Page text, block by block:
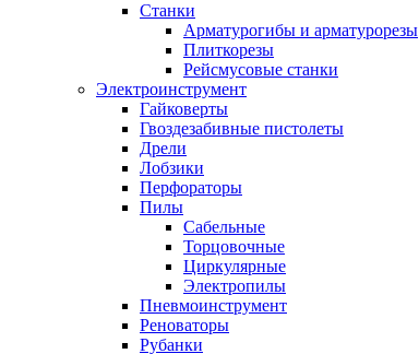
Станки
Арматурогибы и арматурорезы
Плиткорезы
Рейсмусовые станки
Электроинструмент
Гайковерты
Гвоздезабивные пистолеты
Дрели
Лобзики
Перфораторы
Пилы
Сабельные
Торцовочные
Циркулярные
Электропилы
Пневмоинструмент
Реноваторы
Рубанки